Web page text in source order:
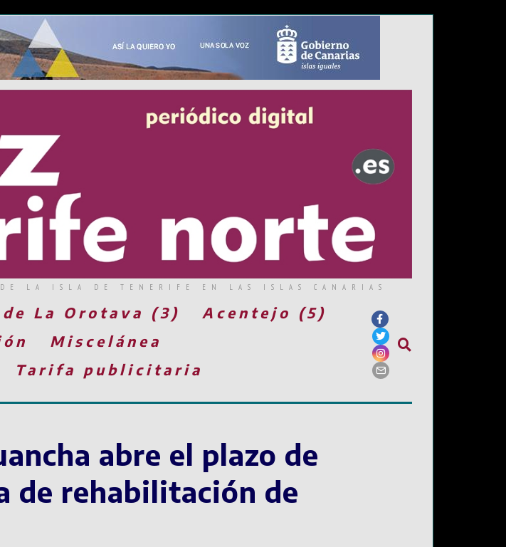
LA ISLA DE TENERIFE EN LAS ISLAS CANARIAS
La Orotava (3)
Acentejo (5)
Miscelánea
Tarifa publicitaria
abre el plazo de
de rehabilitación de